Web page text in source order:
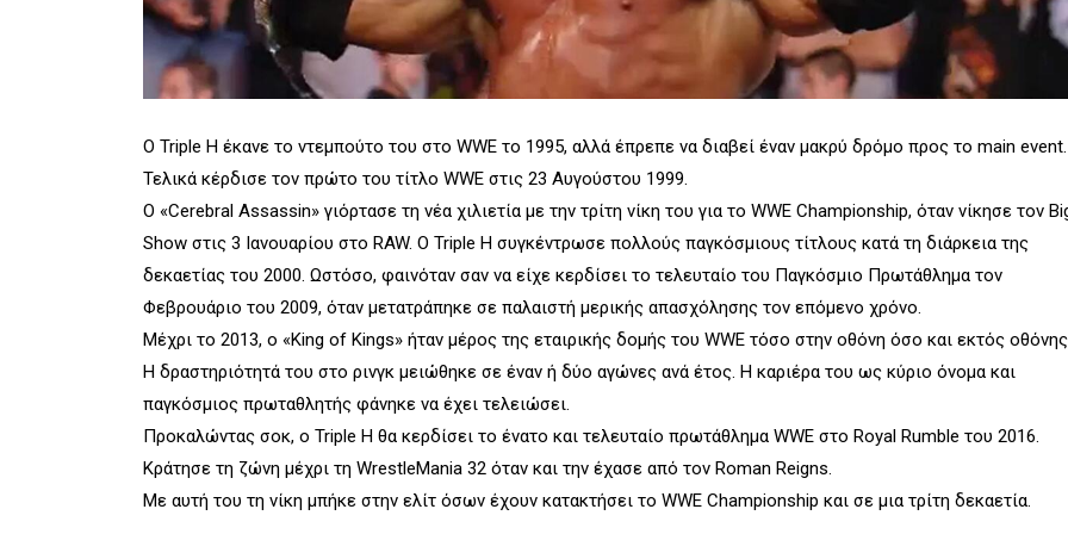
Ο Triple H έκανε το ντεμπούτο του στο WWE το 1995, αλλά έπρεπε να διαβεί έναν μακρύ δρόμο προς το main event.
Τελικά κέρδισε τον πρώτο του τίτλο WWE στις 23 Αυγούστου 1999.
Ο «Cerebral Assassin» γιόρτασε τη νέα χιλιετία με την τρίτη νίκη του για το WWE Championship, όταν νίκησε τον
Show στις 3 Ιανουαρίου στο RAW. Ο Triple H συγκέντρωσε πολλούς παγκόσμιους τίτλους κατά τη διάρκεια της
δεκαετίας του 2000. Ωστόσο, φαινόταν σαν να είχε κερδίσει το τελευταίο του Παγκόσμιο Πρωτάθλημα τον
Φεβρουάριο του 2009, όταν μετατράπηκε σε παλαιστή μερικής απασχόλησης τον επόμενο χρόνο.
Μέχρι το 2013, ο «King of Kings» ήταν μέρος της εταιρικής δομής του WWE τόσο στην οθόνη όσο και εκτός
Η δραστηριότητά του στο ρινγκ μειώθηκε σε έναν ή δύο αγώνες ανά έτος. Η καριέρα του ως κύριο όνομα και
παγκόσμιος πρωταθλητής φάνηκε να έχει τελειώσει.
Προκαλώντας σοκ, ο Triple H θα κερδίσει το ένατο και τελευταίο πρωτάθλημα WWE στο Royal Rumble του 2016.
Κράτησε τη ζώνη μέχρι τη WrestleMania 32 όταν και την έχασε από τον Roman Reigns.
Με αυτή του τη νίκη μπήκε στην ελίτ όσων έχουν κατακτήσει το WWE Championship και σε μια τρίτη δεκαετία.